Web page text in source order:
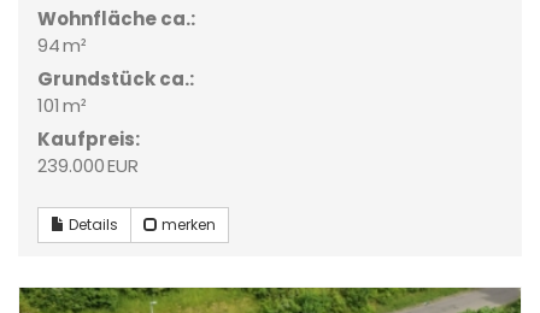
Wohnfläche ca.:
94 m²
Grund­stück ca.:
101 m²
Kaufpreis:
239.000 EUR
Details merken